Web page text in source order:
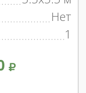
Нет
1